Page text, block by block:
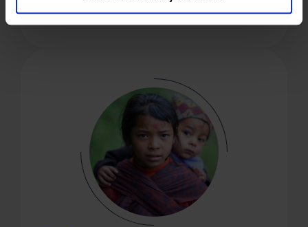
Vragen die sociale impact weergeven